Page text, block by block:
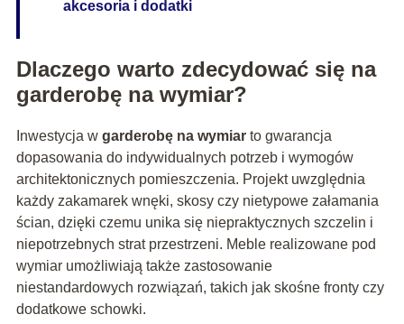
akcesoria i dodatki
Dlaczego warto zdecydować się na
garderobę na wymiar?
Inwestycja w garderobę na wymiarto gwarancja
dopasowania do indywidualnych potrzeb i wymogów
architektonicznych pomieszczenia. Projekt uwzględnia
każdy zakamarek wnęki, skosy czy nietypowe załamania
ścian, dzięki czemu unika się niepraktycznych szczelin i
niepotrzebnych strat przestrzeni. Meble realizowane pod
wymiar umożliwiają także zastosowanie
niestandardowych rozwiązań, takich jak skośne fronty czy
dodatkowe schowki.